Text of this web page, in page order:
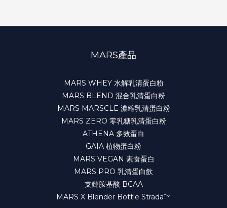
MARS產品
MARS WHEY 水解乳清蛋白粉
MARS BLEND 混合乳清蛋白粉
MARS MARSCLE 濃縮乳清蛋白粉
MARS ZERO 零乳糖乳清蛋白粉
ATHENA 多效蛋白
GAIA 植物蛋白粉
MARS VEGAN 素食蛋白
MARS PRO 乳清蛋白飲
支鏈胺基酸 BCAA
MARS X Blender Bottle Strada™